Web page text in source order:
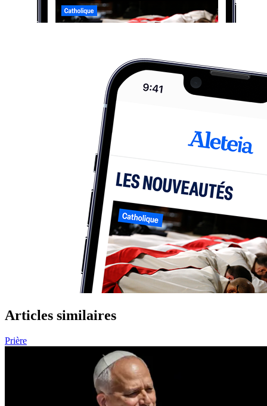
Articles similaires
Prière